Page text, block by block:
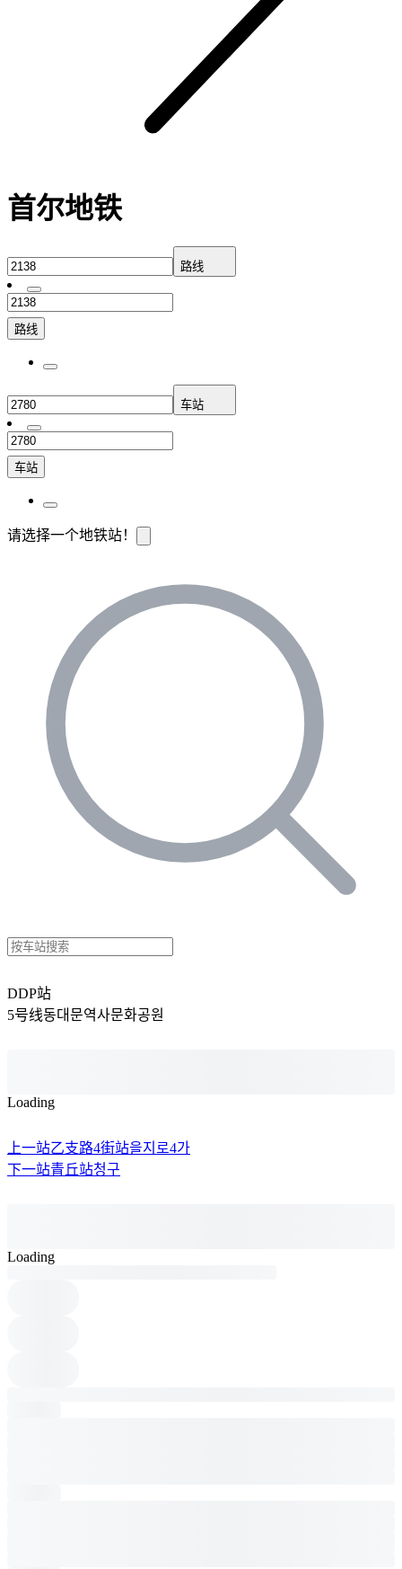
首尔地铁
路线
路线
车站
车站
请选择一个地铁站！
DDP站
5号线동대문역사문화공원
Loading
上一站乙支路4街站을지로4가
下一站青丘站청구
Loading